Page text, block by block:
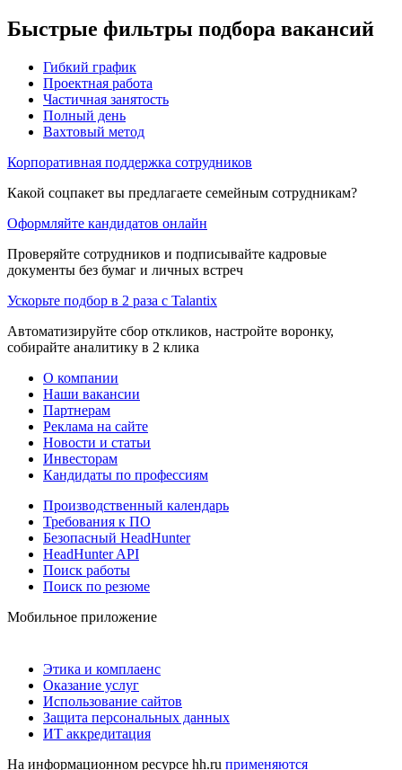
Быстрые фильтры подбора вакансий
Гибкий график
Проектная работа
Частичная занятость
Полный день
Вахтовый метод
Корпоративная поддержка сотрудников
Какой соцпакет вы предлагаете семейным сотрудникам?
Оформляйте кандидатов онлайн
Проверяйте сотрудников и подписывайте кадровые
документы без бумаг и личных встреч
Ускорьте подбор в 2 раза с Talantix
Автоматизируйте сбор откликов, настройте воронку,
собирайте аналитику в 2 клика
О компании
Наши вакансии
Партнерам
Реклама на сайте
Новости и статьи
Инвесторам
Кандидаты по профессиям
Производственный календарь
Требования к ПО
Безопасный HeadHunter
HeadHunter API
Поиск работы
Поиск по резюме
Мобильное приложение
Этика и комплаенс
Оказание услуг
Использование сайтов
Защита персональных данных
ИТ аккредитация
На информационном ресурсе hh.ru применяются